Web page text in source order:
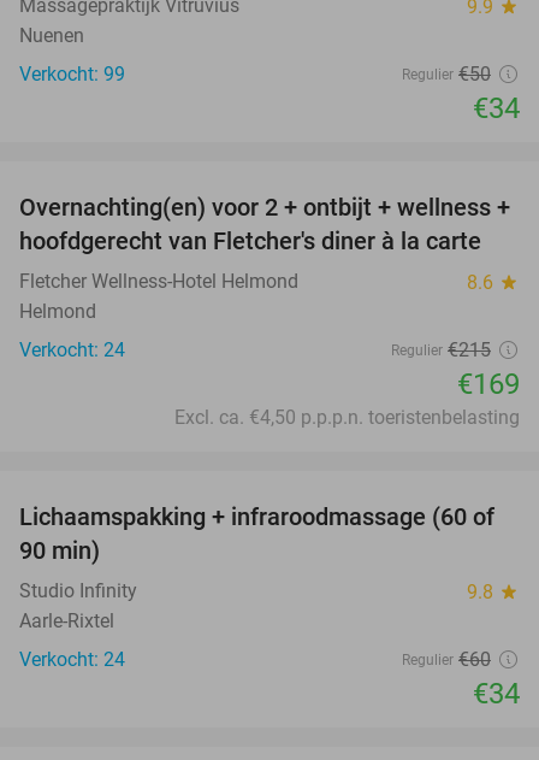
Massagepraktijk Vitruvius 9.9 star
Nuenen
Verkocht: 99
Regulier €50
€34
21%
Overnachting(en) voor 2 + ontbijt + wellness +
hoofdgerecht van Fletcher's diner à la carte
Fletcher Wellness-Hotel Helmond 8.6 star
Helmond
Verkocht: 24
Regulier €215
€169
Excl. ca. €4,50 p.p.p.n. toeristenbelasting
43%
Lichaamspakking + infraroodmassage (60 of
90 min)
Studio Infinity 9.8 star
Aarle-Rixtel
Verkocht: 24
Regulier €60
€34